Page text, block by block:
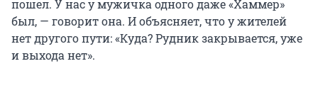
пошел. У нас у мужичка одного даже «Хаммер»
был, — говорит она. И объясняет, что у жителей
нет другого пути: «Куда? Рудник закрывается, уже
и выхода нет».